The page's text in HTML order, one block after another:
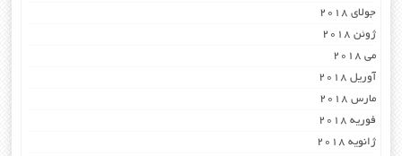
جولای 2018
ژوئن 2018
می 2018
آوریل 2018
مارس 2018
فوریه 2018
ژانویه 2018